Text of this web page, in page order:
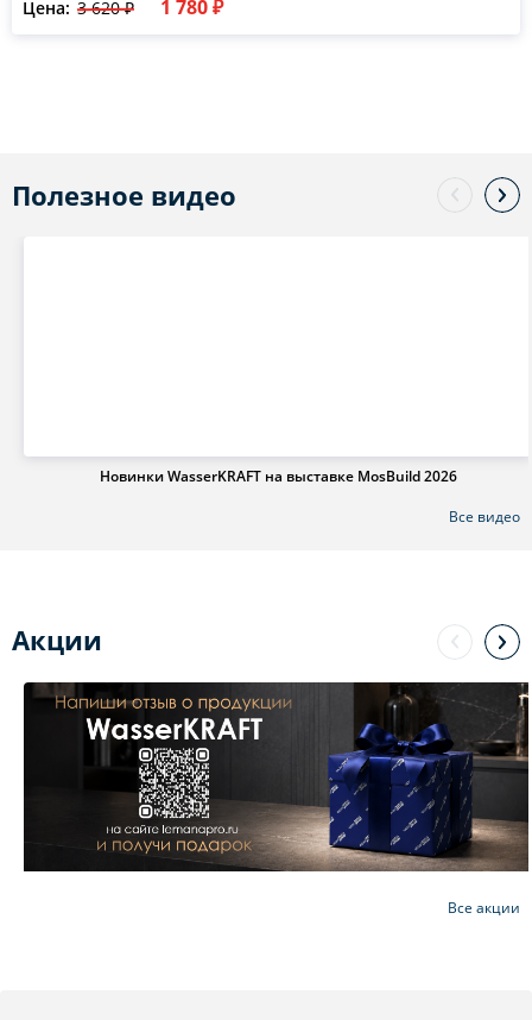
Цена: 3 620 ₽ 1 780 ₽
Полезное видео
Новинки WasserKRAFT на выставке MosBuild 2026
Все видео
Акции
Все акции